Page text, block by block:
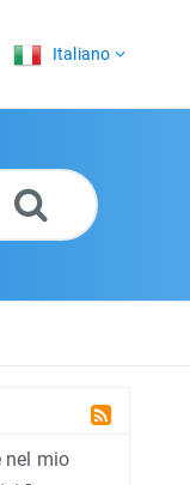
Italiano
nel mio